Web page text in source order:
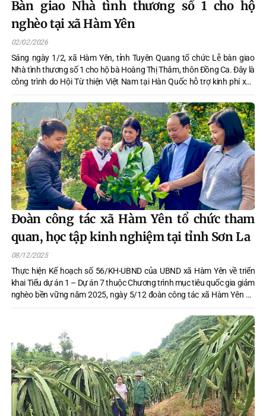
Bàn giao Nhà tình thương số 1 cho hộ
nghèo tại xã Hàm Yên
02/02/2026
Sáng ngày 1/2, xã Hàm Yên, tỉnh Tuyên Quang tổ chức Lễ bàn giao
Nhà tình thương số 1 cho hộ bà Hoàng Thị Thâm, thôn Đồng Ca. Đây là
công trình do Hội Từ thiện Việt Nam tại Hàn Quốc hỗ trợ kinh phí xây
dựng, với sự phối hợp tổ chức của Ủy ban nhân dân, Ủy ban Mặt trận
Tổ quốc Việt Nam xã Hàm Yên, góp phần thiết thực chăm lo an sinh xã
hội, giúp hộ nghèo có nơi ở ổn định, vươn lên trong cuộc sống.
Đoàn công tác xã Hàm Yên tổ chức tham
quan, học tập kinh nghiệm tại tỉnh Sơn La
08/12/2025
Thực hiện Kế hoạch số 56/KH-UBND của UBND xã Hàm Yên về triển
khai Tiểu dự án 1 – Dự án 7 thuộc Chương trình mục tiêu quốc gia giảm
nghèo bền vững năm 2025, ngày 5/12 đoàn công tác xã Hàm Yên đã
tổ chức chuyến tham quan, học tập kinh nghiệm tại tỉnh Sơn La nhằm
nâng cao năng lực cho đội ngũ cán bộ làm công tác giảm nghèo và
điều tra viên cơ sở.